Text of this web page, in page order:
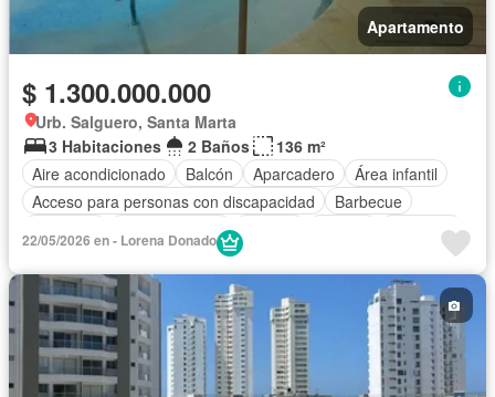
Apartamento
$ 1.300.000.000
Urb. Salguero, Santa Marta
3 Habitaciones
2 Baños
136 m²
Aire acondicionado
Balcón Aparcadero
Área infantil
Acceso para personas con discapacidad
Barbecue
Cocina integral
Ascensor
Vista panorámica
Seguridad privada
Piscina
22/05/2026 en - Lorena Donado